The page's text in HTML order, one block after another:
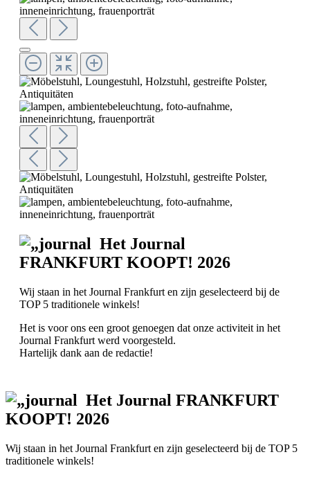
Het Journal
FRANKFURT KOOPT! 2026
Wij staan in het Journal Frankfurt en zijn geselecteerd bij de
TOP 5 traditionele winkels!
Het is voor ons een groot genoegen dat onze activiteit in het
Journal Frankfurt werd voorgesteld.
Hartelijk dank aan de redactie!
Het Journal FRANKFURT
KOOPT! 2026
Wij staan in het Journal Frankfurt en zijn geselecteerd bij de TOP 5
traditionele winkels!